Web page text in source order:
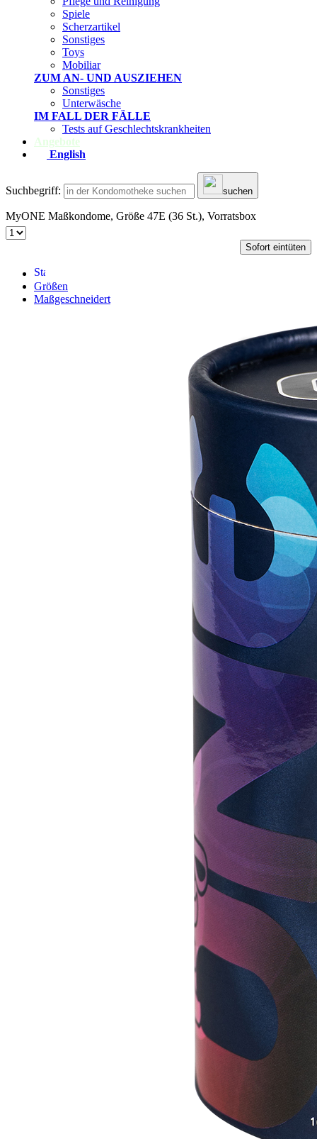
Spiele
Scherzartikel
Sonstiges
Toys
Mobiliar
ZUM AN- UND AUSZIEHEN
Sonstiges
Unterwäsche
IM FALL DER FÄLLE
Tests auf Geschlechtskrankheiten
Angebote
English
Suchbegriff: suchen
MyONE Maßkondome, Größe 47E (36 St.), Vorratsbox
Sofort eintüten
Größen
Maßgeschneidert